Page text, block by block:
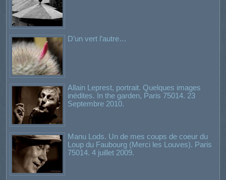
D’un vert l’autre…
Allain Leprest, portrait. Quelques images
inédites. In the garden, Paris 75014. 23
Septembre 2010.
Manu Lods. Un de mes coups de coeur du
Loup du Faubourg (Merci les Louves). Paris
75014. 4 juillet 2009.